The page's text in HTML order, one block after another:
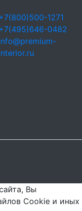
1271
0482
Вы
Cookie и иных